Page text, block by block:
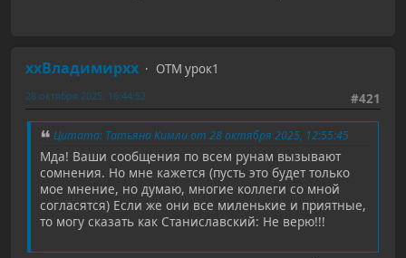
ххВладимирхх
ОТМ урок1
#421
28 октября 2025, 16:44:52
Цитата: Татьяна Кимли от 28 октября 2025, 12:55:45
Мда! Ваши сообщения по всем рунам вызывают
сомнения. Но мне кажется (пусть это будет только
мое мнение, но думаю, многие коллеги со мной
согласятся) Если же они все миленькие и приятные,
то могу сказать как Станиславский: Не верю!!!